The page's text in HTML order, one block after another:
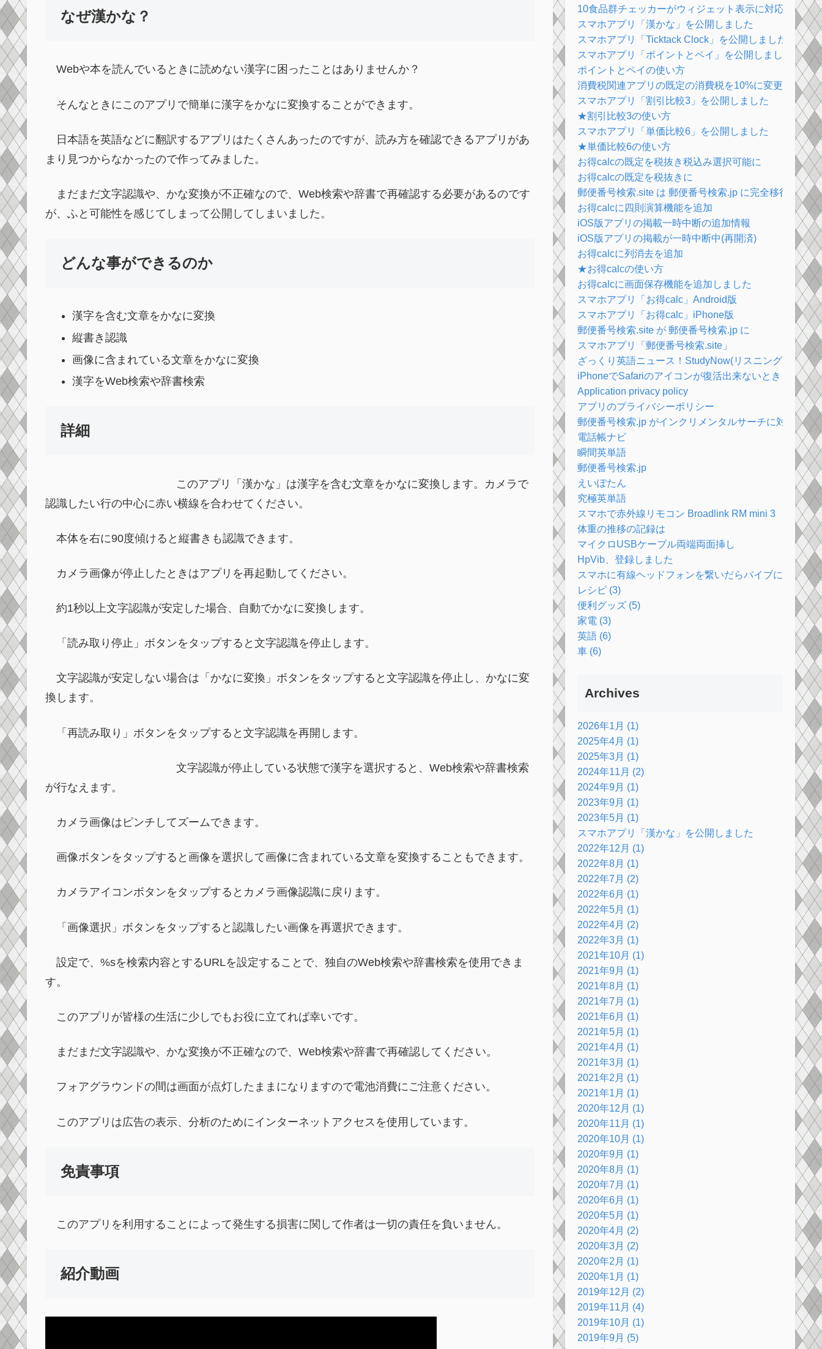
なぜ漢かな？
Webや本を読んでいるときに読めない漢字に困ったことはありませんか？
そんなときにこのアプリで簡単に漢字をかなに変換することができます。
日本語を英語などに翻訳するアプリはたくさんあったのですが、読み方を確認できるアプリがあ
まり見つからなかったので作ってみました。
まだまだ文字認識や、かな変換が不正確なので、Web検索や辞書で再確認する必要があるのです
が、ふと可能性を感じてしまって公開してしまいました。
どんな事ができるのか
漢字を含む文章をかなに変換
縦書き認識
画像に含まれている文章をかなに変換
漢字をWeb検索や辞書検索
詳細
このアプリ「漢かな」は漢字を含む文章をかなに変換します。カメラで
認識したい行の中心に赤い横線を合わせてください。
本体を右に90度傾けると縦書きも認識できます。
カメラ画像が停止したときはアプリを再起動してください。
約1秒以上文字認識が安定した場合、自動でかなに変換します。
「読み取り停止」ボタンをタップすると文字認識を停止します。
文字認識が安定しない場合は「かなに変換」ボタンをタップすると文字認識を停止し、かなに変
換します。
「再読み取り」ボタンをタップすると文字認識を再開します。
文字認識が停止している状態で漢字を選択すると、Web検索や辞書検索
が行なえます。
カメラ画像はピンチしてズームできます。
画像ボタンをタップすると画像を選択して画像に含まれている文章を変換することもできます。
カメラアイコンボタンをタップするとカメラ画像認識に戻ります。
「画像選択」ボタンをタップすると認識したい画像を再選択できます。
設定で、%sを検索内容とするURLを設定することで、独自のWeb検索や辞書検索を使用できま
す。
このアプリが皆様の生活に少しでもお役に立てれば幸いです。
まだまだ文字認識や、かな変換が不正確なので、Web検索や辞書で再確認してください。
フォアグラウンドの間は画面が点灯したままになりますので電池消費にご注意ください。
このアプリは広告の表示、分析のためにインターネットアクセスを使用しています。
免責事項
このアプリを利用することによって発生する損害に関して作者は一切の責任を負いません。
紹介動画
10食品群チェッカーがウィジェット表示に対応いたし
スマホアプリ「漢かな」を公開しました
スマホアプリ「Ticktack Clock」を公開しました
スマホアプリ「ポイントとペイ」を公開しました
ポイントとペイの使い方
消費税関連アプリの既定の消費税を10%に変更しました
スマホアプリ「割引比較3」を公開しました
★割引比較3の使い方
スマホアプリ「単価比較6」を公開しました
★単価比較6の使い方
お得calcの既定を税抜き税込み選択可能に
お得calcの既定を税抜きに
郵便番号検索.site は 郵便番号検索.jp に完全移行いたし
お得calcに四則演算機能を追加
iOS版アプリの掲載一時中断の追加情報
iOS版アプリの掲載が一時中断中(再開済)
お得calcに列消去を追加
★お得calcの使い方
お得calcに画面保存機能を追加しました
スマホアプリ「お得calc」Android版
スマホアプリ「お得calc」iPhone版
郵便番号検索.site が 郵便番号検索.jp に
スマホアプリ「郵便番号検索.site」
ざっくり英語ニュース！StudyNow(リスニング・解説
iPhoneでSafariのアイコンが復活出来ないとき
Application privacy policy
アプリのプライバシーポリシー
郵便番号検索.jp がインクリメンタルサーチに対応しま
電話帳ナビ
瞬間英単語
郵便番号検索.jp
えいぽたん
究極英単語
スマホで赤外線リモコン Broadlink RM mini 3
体重の推移の記録は
マイクロUSBケーブル両端両面挿し
HpVib、登録しました
スマホに有線ヘッドフォンを繋いだらバイブに切り替
レシピ (3)
便利グッズ (5)
家電 (3)
英語 (6)
車 (6)
Archives
2026年1月 (1)
2025年4月 (1)
2025年3月 (1)
2024年11月 (2)
2024年9月 (1)
2023年9月 (1)
2023年5月 (1)
スマホアプリ「漢かな」を公開しました
2022年12月 (1)
2022年8月 (1)
2022年7月 (2)
2022年6月 (1)
2022年5月 (1)
2022年4月 (2)
2022年3月 (1)
2021年10月 (1)
2021年9月 (1)
2021年8月 (1)
2021年7月 (1)
2021年6月 (1)
2021年5月 (1)
2021年4月 (1)
2021年3月 (1)
2021年2月 (1)
2021年1月 (1)
2020年12月 (1)
2020年11月 (1)
2020年10月 (1)
2020年9月 (1)
2020年8月 (1)
2020年7月 (1)
2020年6月 (1)
2020年5月 (1)
2020年4月 (2)
2020年3月 (2)
2020年2月 (1)
2020年1月 (1)
2019年12月 (2)
2019年11月 (4)
2019年10月 (1)
2019年9月 (5)